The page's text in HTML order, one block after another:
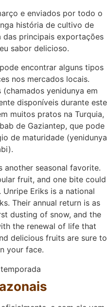
e enviados por todo o
história de cultivo de
das principais exportações
sabor delicioso.
encontrar alguns tipos
nos mercados locais.
yenidunya em
disponíveis durante este
muitos pratos na Turquia,
de Gaziantep, que pode
de maturidade (yenidunya
another seasonal favorite.
fruit, and one bite could
Eriks is a national
Their annual return is as
dusting of snow, and the
the renewal of life that
delicious fruits are sure to
your face.